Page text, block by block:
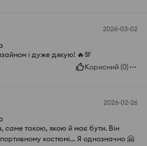
2026-03-02
і дуже дякую! 🔥💯
Корисний (0)
2026-02-26
такою, якою й має бути. Він
костюмі... Я однозначно 🤗